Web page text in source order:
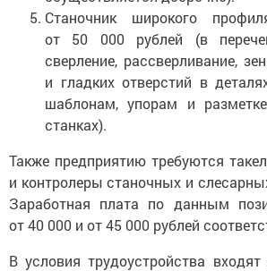
Станочник широкого
от 50 000 рублей (в
сверление, рассверливание,
и гладких отверстий в
шаблонам, упорам и
станках).
Также предприятию требуются
и контролеры станочных и
Заработная плата по данным
от 40 000 и от 45 000 рублей
В условия трудоустройства